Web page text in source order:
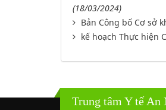
(18/03/2024)
Bản Công bố Cơ sở
kế hoạch Thực hiện
Trung tâm Y tế An